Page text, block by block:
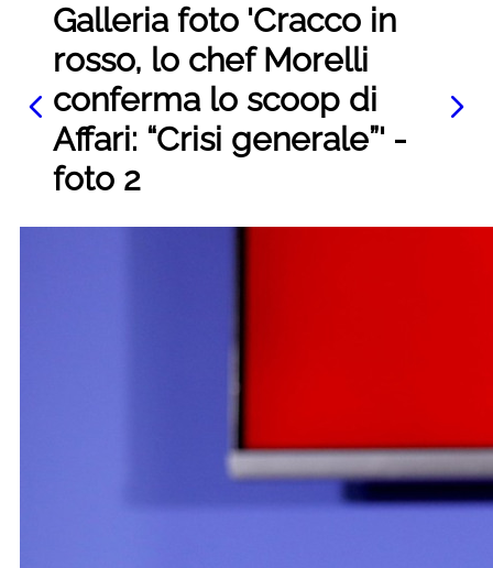
Galleria foto 'Cracco in
rosso, lo chef Morelli
conferma lo scoop di
Affari: “Crisi generale”' -
foto 2